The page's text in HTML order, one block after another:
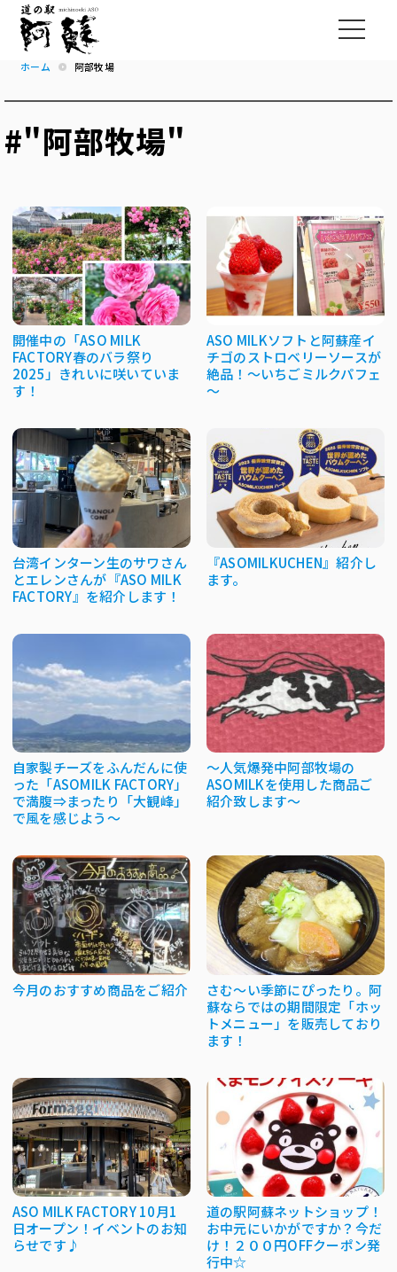
ホーム 阿部牧場
#"阿部牧場"
開催中の「ASO MILK
FACTORY春のバラ祭り
2025」きれいに咲いていま
す！
ASO MILKソフトと阿蘇産イ
チゴのストロベリーソースが
絶品！～いちごミルクパフェ
～
台湾インターン生のサワさん
とエレンさんが『ASO MILK
FACTORY』を紹介します！
『ASOMILKUCHEN』紹介し
ます。
自家製チーズをふんだんに使
った「ASOMILK FACTORY」
で満腹⇒まったり「大観峰」
で風を感じよう～
～人気爆発中阿部牧場の
ASOMILKを使用した商品ご
紹介致します～
今月のおすすめ商品をご紹介
さむ～い季節にぴったり。阿
蘇ならではの期間限定「ホッ
トメニュー」を販売しており
ます！
ASO MILK FACTORY 10月1
日オープン！イベントのお知
らせです♪
道の駅阿蘇ネットショップ！
お中元にいかがですか？今だ
け！２００円OFFクーポン発
行中☆